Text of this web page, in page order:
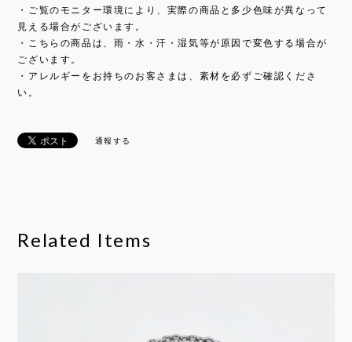
・ご覧のモニター環境により、実際の商品と多少色味が異なって
見える場合がございます。
・こちらの商品は、雨・水・汗・湿気等が原因で変色する場合が
ございます。
・アレルギーをお持ちのお客さまは、素材を必ずご確認くださ
い。
通報する
Related Items